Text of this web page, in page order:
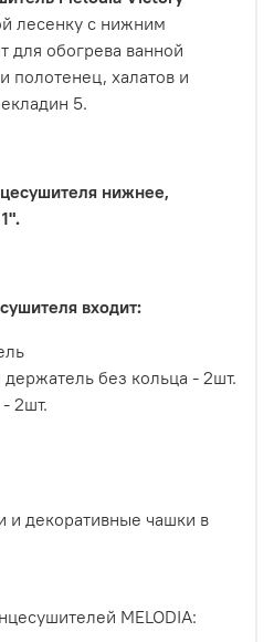
лесенку с нижним
обогрева ванной
полотенец, халатов и
5.
нижнее,
входит:
без кольца - 2шт.
2шт.
и декоративные чашки в
MELODIA: